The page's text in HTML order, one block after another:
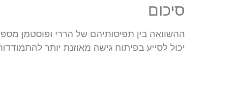
סיכום
ההשוואה בין תפיסותיהם של הררי ופוסטמן
יכול לסייע בפיתוח גישה מאוזנת יותר